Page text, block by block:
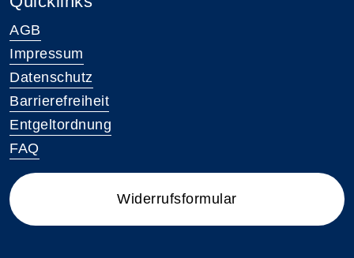
AGB
Impressum
Datenschutz
Barrierefreiheit
Entgeltordnung
FAQ
Widerrufsformular